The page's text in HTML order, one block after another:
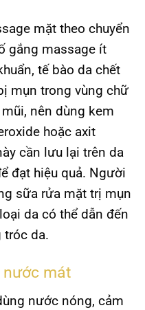
mặt theo chuyển
gắng massage ít
tế bào da chết
mụn trong vùng chữ
nên dùng kem
hoặc axit
cần lưu lại trên da
đạt hiệu quả. Người
sữa rửa mặt trị mụn
da có thể dẫn đến
tróc da.
nước mát
nước nóng, cảm